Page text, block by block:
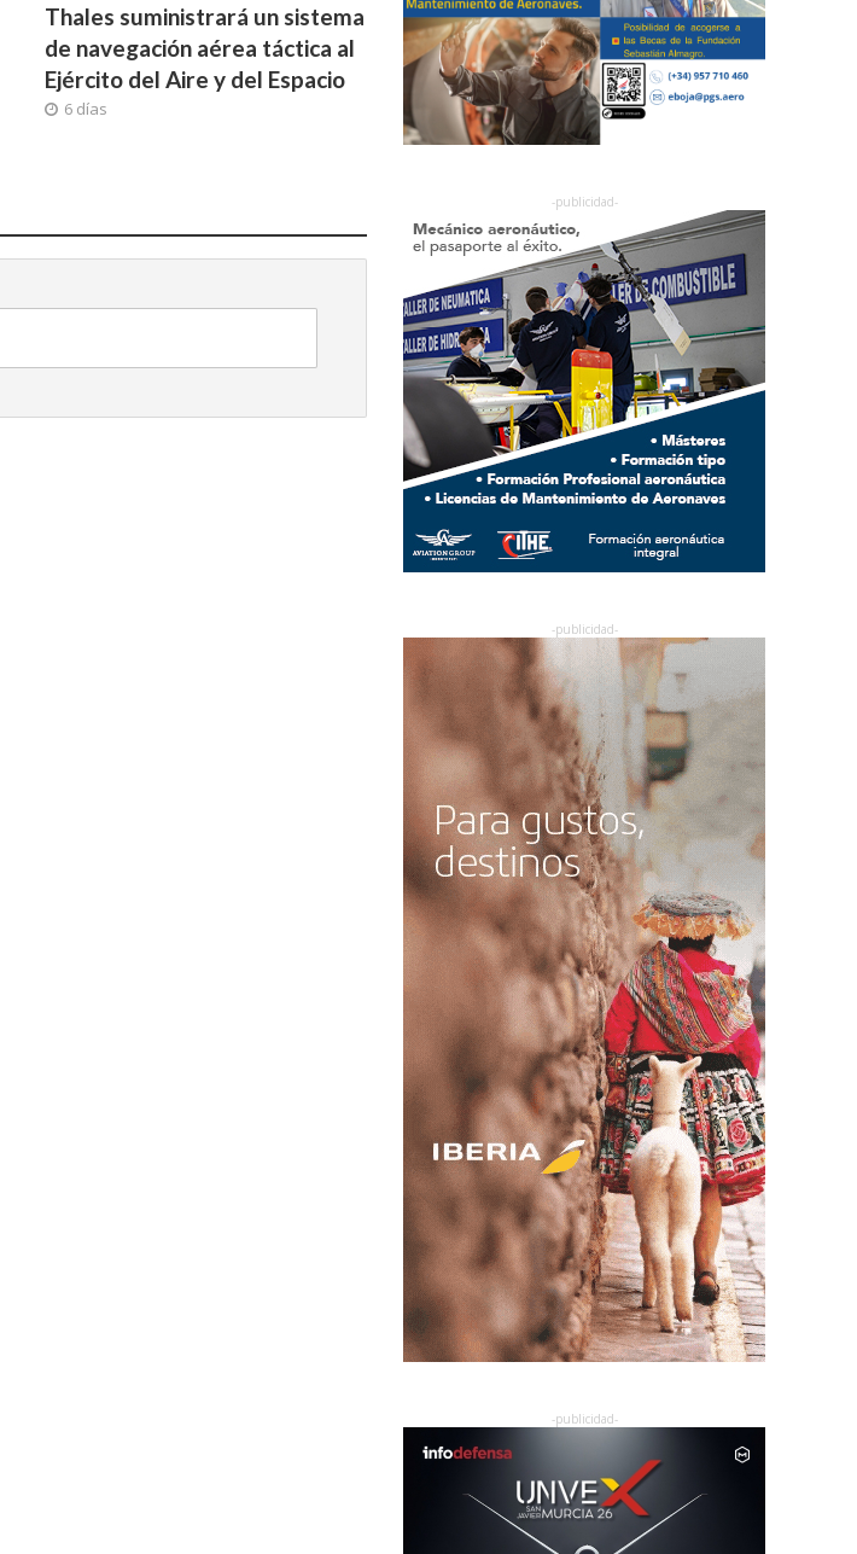
Thales suministrará un sistema
de navegación aérea táctica al
Ejército del Aire y del Espacio
6 días